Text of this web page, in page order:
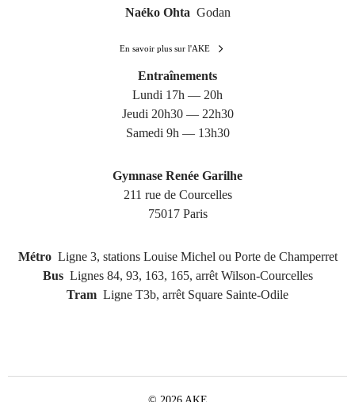
Naéko Ohta Godan
En savoir plus sur l'AKE
Entraînements
Lundi 17h — 20h
Jeudi 20h30 — 22h30
Samedi 9h — 13h30
Gymnase Renée Garilhe
211 rue de Courcelles
75017 Paris
MétroLigne 3, stations Louise Michel ou Porte de Champerret
BusLignes 84, 93, 163, 165, arrêt Wilson-Courcelles
Tram Ligne T3b, arrêt Square Sainte-Odile